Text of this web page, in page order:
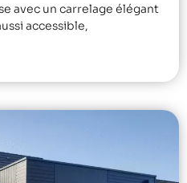
avec un carrelage élégant
accessible,